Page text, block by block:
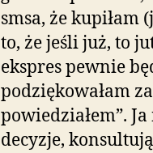
smsa, że kupiłam
to, że jeśli już, to
ekspres pewnie
podziękowałam
powiedziałem”.
decyzje,